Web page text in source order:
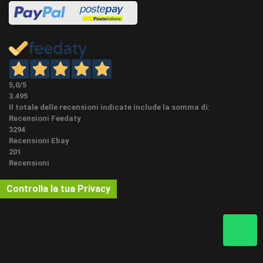
CONSIGLI
PER LA
Per un lavoro a regola d'arte, il taglio degli spigoli e
elettrica di quelle tradizionali o radiali a seconda
dell'altezza del materiale. La lama da legno deve
essere ben affilata. Consigliamo sempre di incollare i
due tagli a 45 gradi e stuccare eventuali fessure
da infiltrazioni di acqua, nel tempo lo spigolo è il
punto più delicato di TUTTI i profili di qualsiasi
materiale. INTESTARE SEMPRE (TAGLIARE QUALCHE
L'UNIONE OTTIMALE DELLE ASTE. In tutti i prodotti
per lo sfrido di materiale.
5,0/5
3.495
Il totale delle recensioni indicate include la somma di:
Recensioni Feedaty
3294
Recensioni Ebay
201
Recensioni
Controlla la tua Privacy